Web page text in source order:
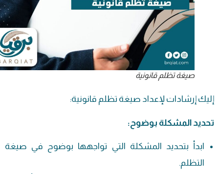
صيغة تظلم قانونية
إليك إرشادات لإعداد صيغة تظلم قانونية:
تحديد المشكلة بوضوح:
ابدأ بتحديد المشكلة التي تواجهها بوضوح في صيغة
التظلم.